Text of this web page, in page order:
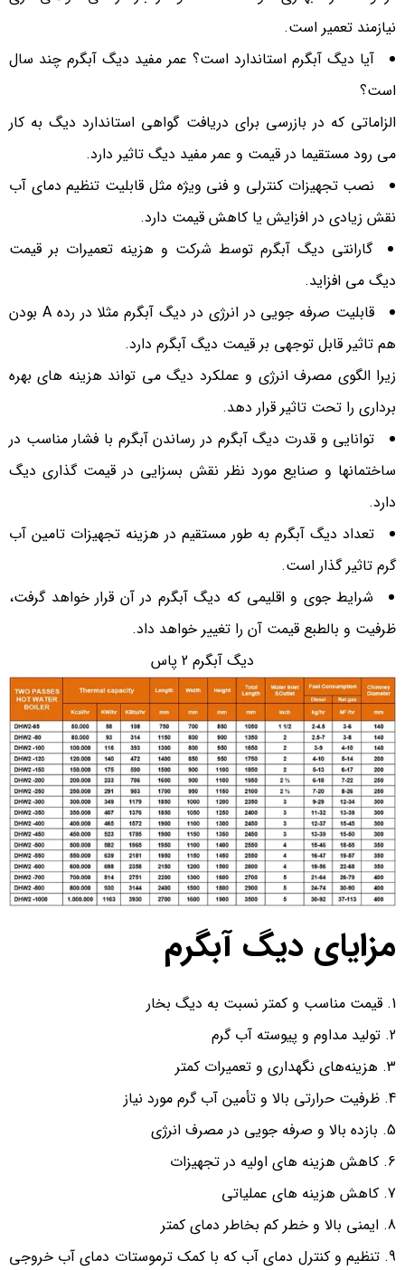
نیازمند تعمیر است.
آیا دیگ آبگرم استاندارد است؟ عمر مفید دیگ آبگرم چند سال
است؟
الزاماتی که در بازرسی برای دریافت گواهی استاندارد دیگ به کار
می رود مستقیما در قیمت و عمر مفید دیگ تاثیر دارد.
نصب تجهیزات کنترلی و فنی ویژه مثل قابلیت تنظیم دمای آب
نقش زیادی در افزایش یا کاهش قیمت دارد.
گارانتی دیگ آبگرم توسط شرکت و هزینه تعمیرات بر قیمت
دیگ می افزاید.
قابلیت صرفه جویی در انرژی در دیگ آبگرم مثلا در رده A بودن
هم تاثیر قابل توجهی بر قیمت دیگ آبگرم دارد.
زیرا الگوی مصرف انرژی و عملکرد دیگ می تواند هزینه های بهره
برداری را تحت تاثیر قرار دهد.
توانایی و قدرت دیگ آبگرم در رساندن آبگرم با فشار مناسب در
ساختمانها و صنایع مورد نظر نقش بسزایی در قیمت گذاری دیگ
دارد.
تعداد دیگ آبگرم به طور مستقیم در هزینه تجهیزات تامین آب
گرم تاثیر گذار است.
شرایط جوی و اقلیمی که دیگ آبگرم در آن قرار خواهد گرفت،
ظرفیت و بالطبع قیمت آن را تغییر خواهد داد.
دیگ آبگرم 2 پاس
مزایای دیگ آبگرم
قیمت مناسب و کمتر نسبت به دیگ بخار
تولید مداوم و پیوسته آب گرم
هزینه‌های نگهداری و تعمیرات کمتر
ظرفیت حرارتی بالا و تأمین آب گرم مورد نیاز
بازده بالا و صرفه جویی در مصرف انرژی
کاهش هزینه های اولیه در تجهیزات
کاهش هزینه های عملیاتی
ایمنی بالا و خطر کم بخاطر دمای کمتر
تنظیم و کنترل دمای آب که با کمک ترموستات دمای آب خروجی